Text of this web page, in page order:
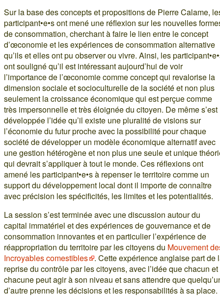
Sur la base des concepts et propositions de Pierre Calame,
participant•e•s ont mené une réflexion sur les nouvelles
de consommation, cherchant à faire le lien entre le concept
d’œconomie et les expériences de consommation alternative
qu’ils et elles ont pu observer ou vivre. Ainsi, les
ont souligné qu’il est intéressant aujourd’hui de voir
l’importance de l’œconomie comme concept qui revalorise la
dimension sociale et socioculturelle de la société et non plus
seulement la croissance économique qui est perçue comme
très impersonnelle et très éloignée du citoyen. De même s’est
développée l’idée qu’il existe une pluralité de visions sur
l’économie du futur proche avec la possibilité pour chaque
société de développer un modèle économique alternatif avec
une gestion hétérogène et non plus une seule et unique
qui devrait s’appliquer à tout le monde. Ces réflexions ont
amené les participant•e•s à repenser le territoire comme un
support du développement local dont il importe de connaître
avec précision les spécificités, les limites et les potentialités.
La session s’est terminée avec une discussion autour du
capital immatériel et des expériences de gouvernance et de
consommation innovantes et en particulier l’expérience de
réappropriation du territoire par les citoyens du Mouvement
Incroyables comestibles
. Cette expérience anglaise part de
reprise du contrôle par les citoyens, avec l’idée que chacun et
chacune peut agir à son niveau et sans attendre que
d’autre prenne les décisions et les responsabilités à sa place.